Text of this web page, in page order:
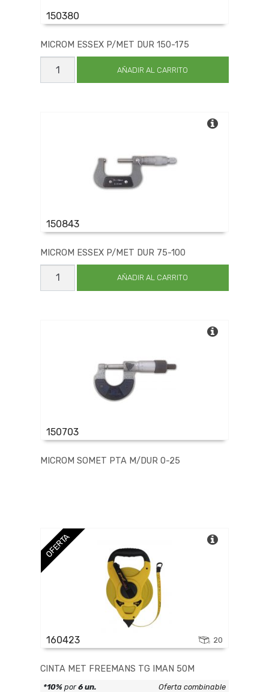
150380
MICROM ESSEX P/MET DUR 150-175
MICROM
ESSEX
P/MET
AÑADIR AL CARRITO
150843
MICROM ESSEX P/MET DUR 75-100
MICROM
ESSEX
P/MET
AÑADIR AL CARRITO
150703
MICROM SOMET PTA M/DUR 0-25
OFERTA
160423 20
CINTA MET FREEMANS TG IMAN 50M
*10% por6 un. Oferta combinable